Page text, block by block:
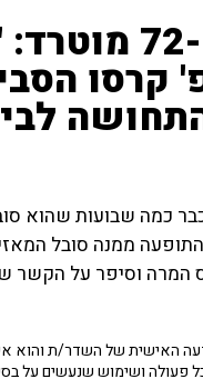
המאזין
קרסו
ה-72 סיפר כי כבר כמה
ממנה סובל
המרה וסיפר על הקשר
האישית של השדר/ת והוא
פעולה ושימוש שנעשים על